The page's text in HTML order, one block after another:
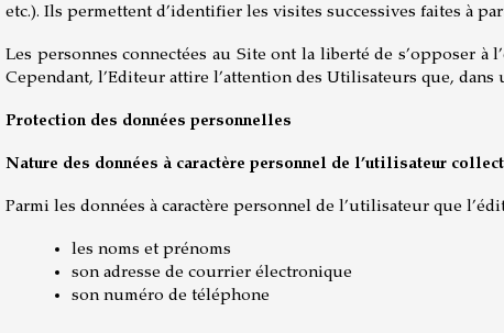
etc.). Ils permettent d’identifier les visites successives faites à
Les personnes connectées au Site ont la liberté de s’opposer
Cependant, l’Editeur attire l’attention des Utilisateurs que,
Protection des données personnelles
Nature des données à caractère personnel de l’utilisateur
Parmi les données à caractère personnel de l’utilisateur que
les noms et prénoms
son adresse de courrier électronique
son numéro de téléphone